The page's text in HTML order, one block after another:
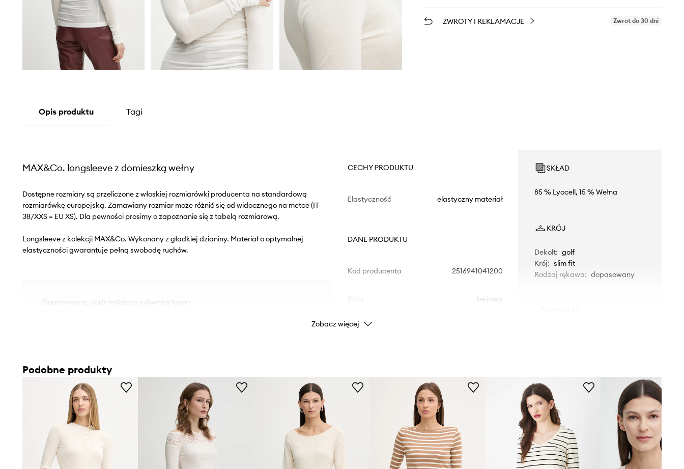
ZWROTY I REKLAMACJE Zwrot do 30 dni
Opis produktu Tagi
MAX&Co. longsleeve z domieszką wełny
Dostępne rozmiary są przeliczone z włoskiej rozmiarówki producenta na standardową
rozmiarówkę europejską. Zamawiany rozmiar może różnić się od widocznego na metce (IT
38/XXS = EU XS). Dla pewności prosimy o zapoznanie się z tabelą rozmiarową.
Longsleeve z kolekcji MAX&Co. Wykonany z gładkiej dzianiny. Materiał o optymalnej
elastyczności gwarantuje pełną swobodę ruchów.
- Dopasowany, podkreślający sylwetkę fason.
- Wymiary podane dla rozmiaru: S.
CECHY PRODUKTU
Elastyczność elastyczny materiał
DANE PRODUKTU
Kod producenta 2516941041200
beżowy
Marka
ID Produktu
SKŁAD
85 % Lyocell, 15 % Wełna
KRÓJ
Dekolt: golf
Krój: slim fit
Rodzaj rękawa: dopasowany
zazwyczaj.
Rozmiary prezentowane w sklepie
zostały przeliczone na standardową,
europejską tabelę rozmiarową. Na
metce dostarczonego produktu
znajduje się oryginalne oznaczenie
producenta.
Tabela rozmiarów
Zobacz więcej
Podobne produkty